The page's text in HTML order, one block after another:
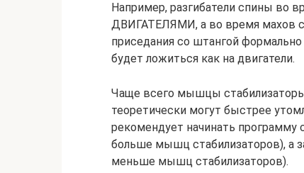
Например, разгибатели спины во
ДВИГАТЕЛЯМИ, а во время махов
приседания со штангой
будет ложиться как на двигатели.
Чаще всего мышцы
теоретически могут быстрее
рекомендует начинать программу
больше мышц стабилизаторов), а
меньше мышц стабилизаторов).